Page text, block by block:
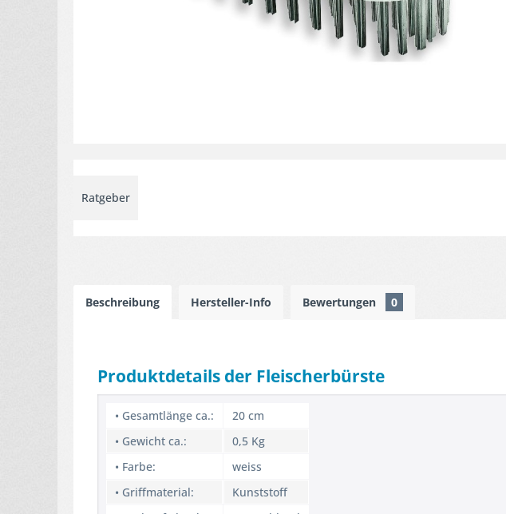
Ratgeber
Beschreibung Hersteller-Info Bewertungen 0
Produktdetails der Fleischerbürste
• Gesamtlänge ca.:
20 cm
• Gewicht ca.:
0,5 Kg
• Farbe:
weiss
• Griffmaterial:
Kunststoff